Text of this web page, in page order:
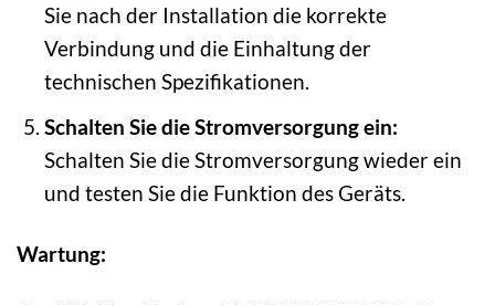
Sie nach der Installation die korrekte
Verbindung und die Einhaltung der
technischen Spezifikationen.
Schalten Sie die Stromversorgung ein:
Schalten Sie die Stromversorgung wieder ein
und testen Sie die Funktion des Geräts.
Wartung: